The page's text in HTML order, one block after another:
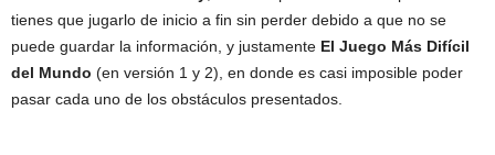
tienes que jugarlo de inicio a fin sin perder debido a que no se
puede guardar la información, y justamente El Juego Más Difícil
del Mundo (en versión 1 y 2), en donde es casi imposible poder
pasar cada uno de los obstáculos presentados.